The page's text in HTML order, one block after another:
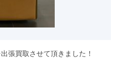
張買取させて頂きました！